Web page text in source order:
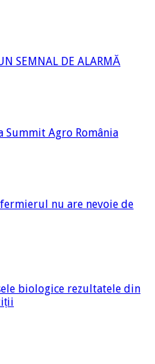
SEMNAL DE ALARMĂ
Summit Agro România
nu are nevoie de
biologice rezultatele din